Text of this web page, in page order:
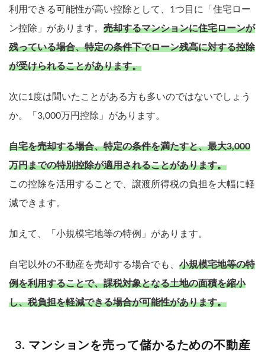
利用できる可能性が高い控除として、1つ目に「住宅ロー
ン控除」があります。 売却するマンションに住宅ローンが
残っている場合、特定の条件下でローン残高に対する控除
が受けられることがあります。
次に1度は聞いたことがある方も多いのではないでしょう
か。「3,000万円控除」があります。
自宅を売却する場合、特定の条件を満たすと、最大3,000
万円までの特別控除が適用されることがあります。
この控除を活用することで、譲渡所得税の負担を大幅に軽
減できます。
加えて、「小規模宅地等の特例」があります。
自宅以外の不動産を売却する場合でも、 小規模宅地等の特
例を利用することで、課税対象となる土地の面積を縮小
し、税負担を軽減できる場合が可能性があります。
マンションを売って儲かるための不動産